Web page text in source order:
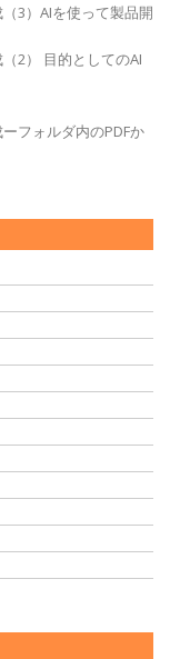
3）AIを使って製品開
2） 目的としてのAI
フォルダ内のPDFか